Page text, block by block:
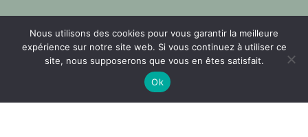
Nous utilisons des cookies pour vous garantir la meilleure
expérience sur notre site web. Si vous continuez à utiliser ce
site, nous supposerons que vous en êtes satisfait.
Ok